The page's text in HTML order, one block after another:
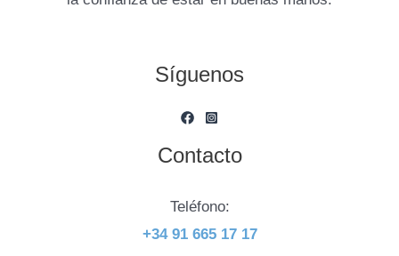
Síguenos
Contacto
Teléfono:
+34 91 665 17 17